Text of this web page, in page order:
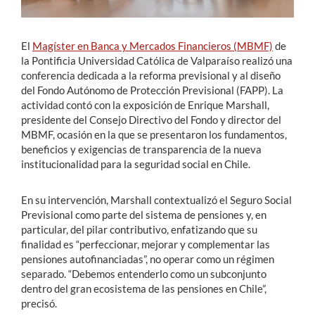
English
El Magíster en Banca y Mercados Financieros (MBMF) de
la Pontificia Universidad Católica de Valparaíso realizó una
conferencia dedicada a la reforma previsional y al diseño
del Fondo Autónomo de Protección Previsional (FAPP). La
actividad contó con la exposición de Enrique Marshall,
presidente del Consejo Directivo del Fondo y director del
MBMF, ocasión en la que se presentaron los fundamentos,
beneficios y exigencias de transparencia de la nueva
institucionalidad para la seguridad social en Chile.
En su intervención, Marshall contextualizó el Seguro Social
Previsional como parte del sistema de pensiones y, en
particular, del pilar contributivo, enfatizando que su
finalidad es “perfeccionar, mejorar y complementar las
pensiones autofinanciadas”, no operar como un régimen
separado. “Debemos entenderlo como un subconjunto
dentro del gran ecosistema de las pensiones en Chile”,
precisó.